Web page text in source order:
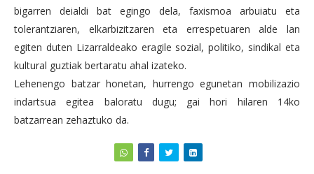
bigarren deialdi bat egingo dela, faxismoa arbuiatu eta
tolerantziaren, elkarbizitzaren eta errespetuaren alde lan
egiten duten Lizarraldeako eragile sozial, politiko, sindikal eta
kultural guztiak bertaratu ahal izateko.
Lehenengo batzar honetan, hurrengo egunetan mobilizazio
indartsua egitea baloratu dugu; gai hori hilaren 14ko
batzarrean zehaztuko da.